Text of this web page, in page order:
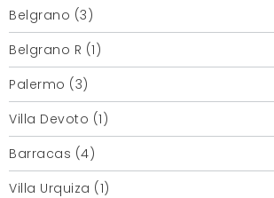
Belgrano (3)
Belgrano R (1)
Palermo (3)
Villa Devoto (1)
Barracas (4)
Villa Urquiza (1)